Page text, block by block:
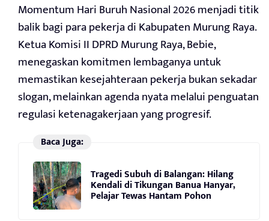
Momentum Hari Buruh Nasional 2026 menjadi titik
balik bagi para pekerja di Kabupaten Murung Raya.
Ketua Komisi II DPRD Murung Raya, Bebie,
menegaskan komitmen lembaganya untuk
memastikan kesejahteraan pekerja bukan sekadar
slogan, melainkan agenda nyata melalui penguatan
regulasi ketenagakerjaan yang progresif.
Baca Juga:
Tragedi Subuh di Balangan: Hilang
Kendali di Tikungan Banua Hanyar,
Pelajar Tewas Hantam Pohon